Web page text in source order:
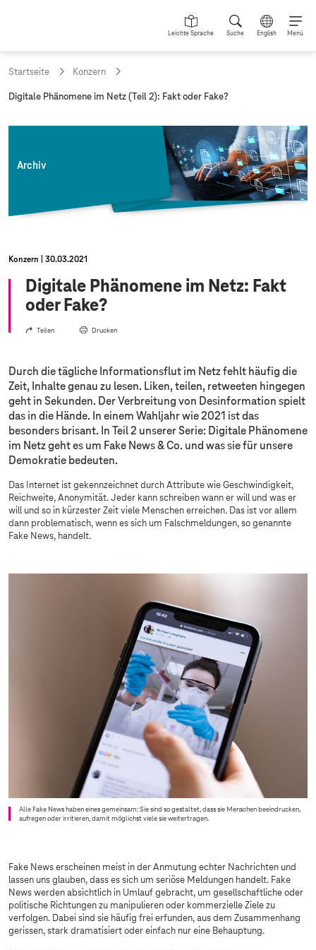
Leichte Sprache Suche English Menü
Startseite Konzern
a
:
Digitale Phänomene im Netz (Teil 2): Fakt oder Fake?
Archiv
Konzern 30.03.2021
Digitale Phänomene im Netz: Fakt
oder Fake?
Teilen Drucken
Durch die tägliche Informationsflut im Netz fehlt häufig die
Zeit, Inhalte genau zu lesen. Liken, teilen, retweeten hingegen
geht in Sekunden. Der Verbreitung von Desinformation spielt
das in die Hände. In einem Wahljahr wie 2021 ist das
besonders brisant. In Teil 2 unserer Serie: Digitale Phänomene
im Netz geht es um Fake News & Co. und was sie für unsere
Demokratie bedeuten.
Das Internet ist gekennzeichnet durch Attribute wie Geschwindigkeit,
Reichweite, Anonymität. Jeder kann schreiben wann er will und was er
will und so in kürzester Zeit viele Menschen erreichen. Das ist vor allem
dann problematisch, wenn es sich um Falschmeldungen, so genannte
Fake News, handelt.
Alle Fake News haben eines gemeinsam: Sie sind so gestaltet, dass sie Menschen beeindrucken,
aufregen oder irritieren, damit möglichst viele sie weitertragen.
Fake News erscheinen meist in der Anmutung echter Nachrichten und
lassen uns glauben, dass es sich um seriöse Meldungen handelt. Fake
News werden absichtlich in Umlauf gebracht, um gesellschaftliche oder
politische Richtungen zu manipulieren oder kommerzielle Ziele zu
verfolgen. Dabei sind sie häufig frei erfunden, aus dem Zusammenhang
gerissen, stark dramatisiert oder einfach nur eine Behauptung.